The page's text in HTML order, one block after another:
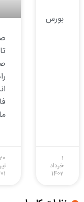
بورس
1
خرداد
1402
تا
20
تیر